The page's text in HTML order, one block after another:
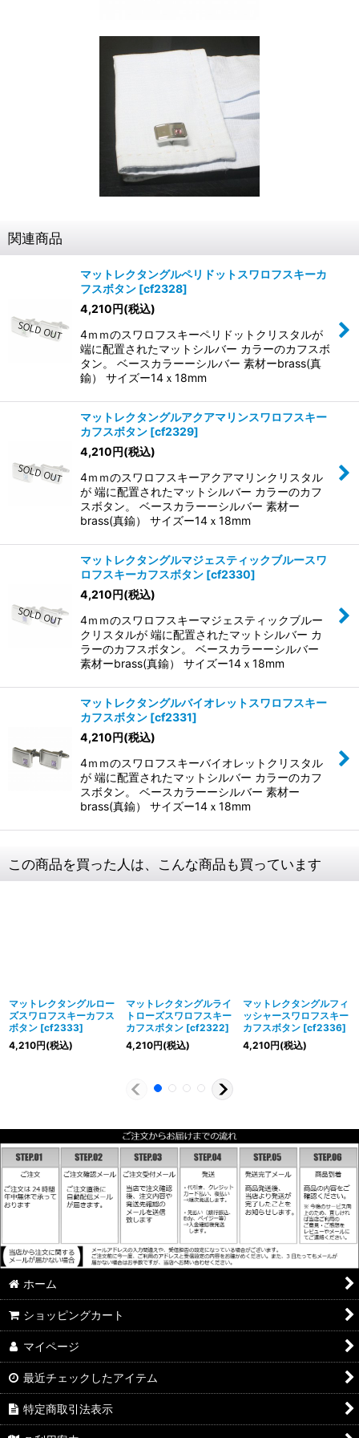
関連商品
マットレクタングルペリドットスワロフスキーカ
フスボタン [cf2328]
4,210円(税込)
4ｍｍのスワロフスキーペリドットクリスタルが
端に配置されたマットシルバー カラーのカフスボ
タン。 ベースカラーーシルバー 素材ーbrass(真
鍮） サイズー14ｘ18mm
マットレクタングルアクアマリンスワロフスキー
カフスボタン [cf2329]
4,210円(税込)
4ｍｍのスワロフスキーアクアマリンクリスタル
が 端に配置されたマットシルバー カラーのカフ
スボタン。 ベースカラーーシルバー 素材ー
brass(真鍮） サイズー14ｘ18mm
マットレクタングルマジェスティックブルースワ
ロフスキーカフスボタン [cf2330]
4,210円(税込)
4ｍｍのスワロフスキーマジェスティックブルー
クリスタルが 端に配置されたマットシルバー カ
ラーのカフスボタン。 ベースカラーーシルバー
素材ーbrass(真鍮） サイズー14ｘ18mm
マットレクタングルバイオレットスワロフスキー
カフスボタン [cf2331]
4,210円(税込)
4ｍｍのスワロフスキーバイオレットクリスタル
が 端に配置されたマットシルバー カラーのカフ
スボタン。 ベースカラーーシルバー 素材ー
brass(真鍮） サイズー14ｘ18mm
この商品を買った人は、こんな商品も買っています
マットレクタングルロー
ズスワロフスキーカフス
ボタン [cf2333]
4,210円(税込)
マットレクタングルライ
トローズスワロフスキー
カフスボタン [cf2322]
4,210円(税込)
マットレクタングルフィ
ッシャースワロフスキー
カフスボタン [cf2336]
4,210円(税込)
ホーム
ショッピングカート
マイページ
最近チェックしたアイテム
特定商取引法表示